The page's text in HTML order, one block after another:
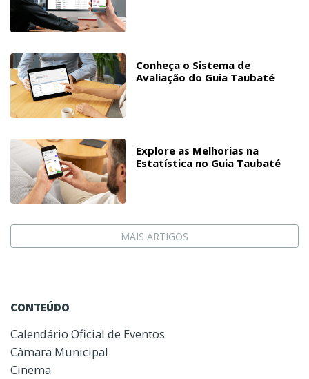
Conheça o Sistema de
Avaliação do Guia Taubaté
Explore as Melhorias na
Estatística no Guia Taubaté
MAIS ARTIGOS
CONTEÚDO
Calendário Oficial de Eventos
Câmara Municipal
Cinema